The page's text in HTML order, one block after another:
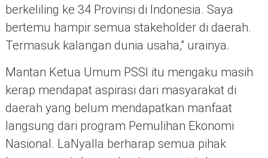
berkeliling ke 34 Provinsi di Indonesia. Saya
bertemu hampir semua stakeholder di daerah.
Termasuk kalangan dunia usaha,” urainya.
Mantan Ketua Umum PSSI itu mengaku masih
kerap mendapat aspirasi dari masyarakat di
daerah yang belum mendapatkan manfaat
langsung dari program Pemulihan Ekonomi
Nasional. LaNyalla berharap semua pihak